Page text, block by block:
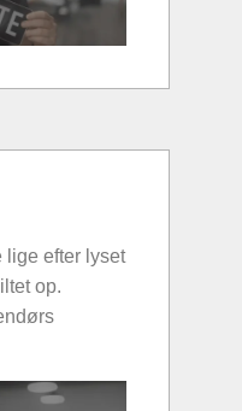
lige efter lyset
op.